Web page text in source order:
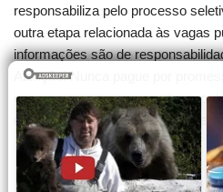
responsabiliza pelo processo
outra etapa relacionada às vagas
informações são de
Atenção! Nunca pague por
compre cursos que garantam
qualquer cobrança para participar